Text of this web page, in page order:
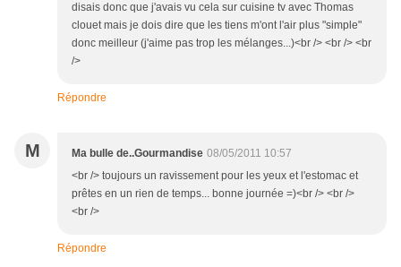
disais donc que j'avais vu cela sur cuisine tv avec Thomas
clouet mais je dois dire que les tiens m'ont l'air plus "simple"
donc meilleur (j'aime pas trop les mélanges...)<br /> <br /> <br
/>
Répondre
M Ma bulle de..Gourmandise 08/05/2011 10:57
<br /> toujours un ravissement pour les yeux et l'estomac et
prêtes en un rien de temps... bonne journée =)<br /> <br />
<br />
Répondre